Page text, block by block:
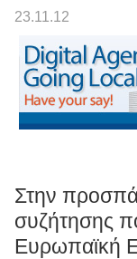
23.11.12
Στην
συζήτησης
Ευρωπαϊκή